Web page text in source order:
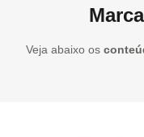
Veja abaixo os